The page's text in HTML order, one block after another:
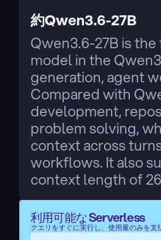
約Qwen3.6-27B
Qwen3.6-27B is
model in the
generation, agent
Compared with
development,
problem solving,
context across
workflows. It also
context length of
利用可能な Serverless
クエリをすぐに実行し、使用量のみを支